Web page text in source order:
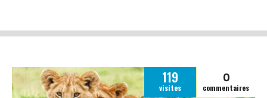
119
visites
0
commentaires